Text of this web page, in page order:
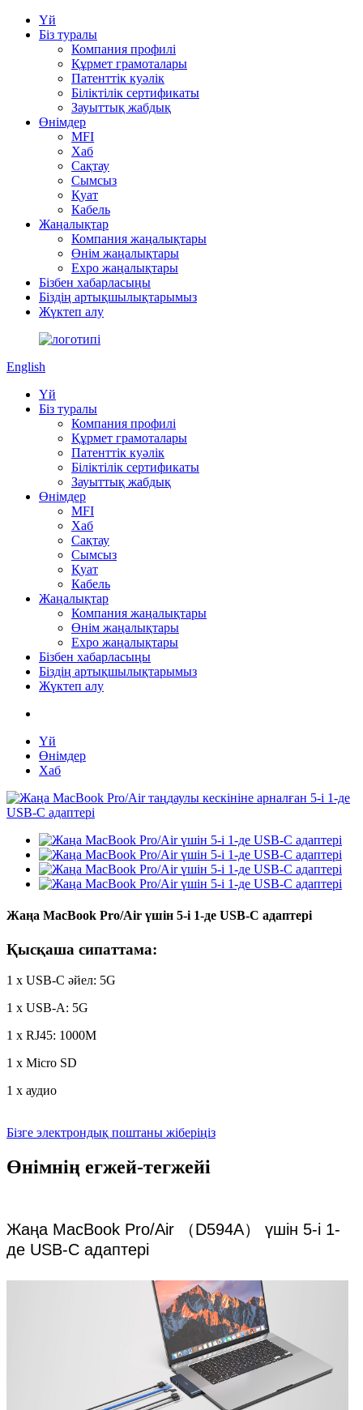
Үй
Біз туралы
Компания профилі
Құрмет грамоталары
Патенттік куәлік
Біліктілік сертификаты
Зауыттық жабдық
Өнімдер
MFI
Хаб
Сақтау
Сымсыз
Қуат
Кабель
Жаңалықтар
Компания жаңалықтары
Өнім жаңалықтары
Expo жаңалықтары
Бізбен хабарласыңы
Біздің артықшылықтарымыз
Жүктеп алу
English
Үй
Біз туралы
Компания профилі
Құрмет грамоталары
Патенттік куәлік
Біліктілік сертификаты
Зауыттық жабдық
Өнімдер
MFI
Хаб
Сақтау
Сымсыз
Қуат
Кабель
Жаңалықтар
Компания жаңалықтары
Өнім жаңалықтары
Expo жаңалықтары
Бізбен хабарласыңы
Біздің артықшылықтарымыз
Жүктеп алу
Үй
Өнімдер
Хаб
Жаңа MacBook Pro/Air үшін 5-і 1-де USB-C адаптері
Қысқаша сипаттама:
1 x USB-C әйел: 5G
1 x USB-A: 5G
1 x RJ45: 1000M
1 x Micro SD
1 x аудио
Бізге электрондық поштаны жіберіңіз
Өнімнің егжей-тегжейі
Жаңа MacBook Pro/Air （D594A） үшін 5-і 1-
де USB-C адаптері